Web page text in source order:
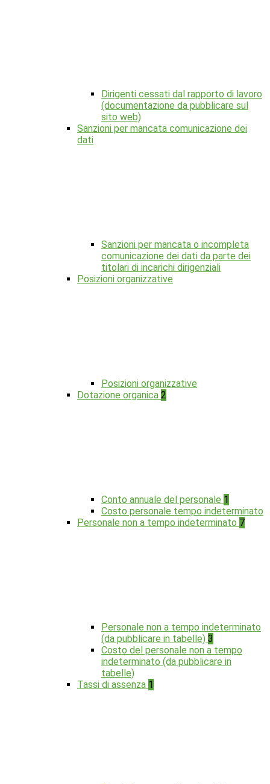
Dirigenti cessati dal rapporto di lavoro
(documentazione da pubblicare sul
sito web)
Sanzioni per mancata comunicazione dei
dati
Sanzioni per mancata o incompleta
comunicazione dei dati da parte dei
titolari di incarichi dirigenziali
Posizioni organizzative
Posizioni organizzative
Dotazione organica 2
Conto annuale del personale 1
Costo personale tempo indeterminato
Personale non a tempo indeterminato 7
Personale non a tempo indeterminato
(da pubblicare in tabelle) 3
Costo del personale non a tempo
indeterminato (da pubblicare in
tabelle)
Tassi di assenza 1